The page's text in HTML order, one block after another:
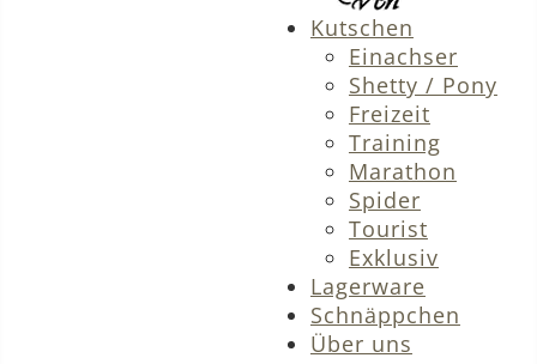
Kutschen
Einachser
Shetty / Pony
Freizeit
Training
Marathon
Spider
Tourist
Exklusiv
Lagerware
Schnäppchen
Über uns